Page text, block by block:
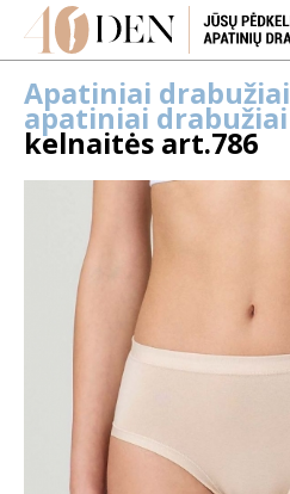
Apatiniai drabužiai
apatiniai drabužiai
kelnaitės art.786